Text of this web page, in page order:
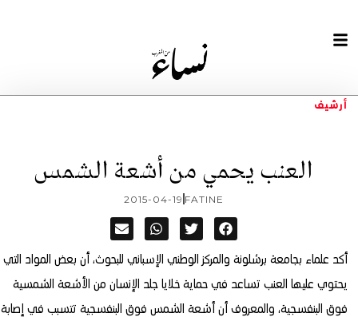
أرشيف
العنب يحمي من أشعة الشمس
FATINE
2015-04-19
أكد علماء بجامعة برشلونة والمركز الوطني الإسباني للبحوث، أن بعض المواد التي
يحتوي عليها العنب تساعد في حماية خلايا جلد الإنسان من الأشعة الشمسية
فوق البنفسجية، والمعروف أن أشعة الشمس فوق البنفسجية تتسبب في إصابة